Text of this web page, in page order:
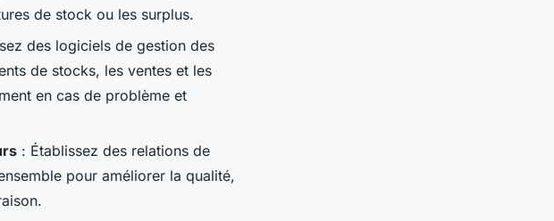
de stock ou les surplus.
des logiciels de gestion des
de stocks, les ventes et les
en cas de problème et
: Établissez des relations de
pour améliorer la qualité,